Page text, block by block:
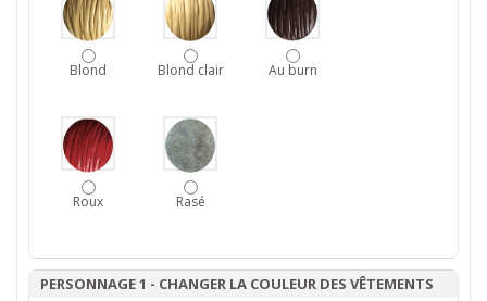
Blond Blond clair Au burn
Roux Rasé
PERSONNAGE 1 - CHANGER LA COULEUR DES VÊTEMENTS